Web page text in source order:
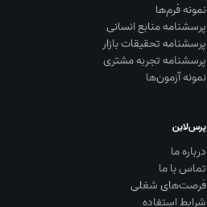
نمونه فرم‌ها
پرسشنامه منابع انسانی
پرسشنامه تحقیقات بازار
پرسشنامه تجربه مشتری
نمونه آزمون‌ها
پرس‌لاین
درباره ما
تماس با ما
فرصت‌های شغلی
شرایط استفاده